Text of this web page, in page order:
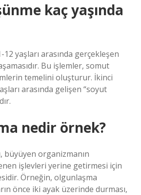
kaç yaşında
yaşları arasında gerçekleşen
Bu işlemler, somut
temelini oluşturur. İkinci
arasında gelişen “soyut
nedir örnek?
büyüyen organizmanın
işlevleri yerine getirmesi için
Örneğin, olgunlaşma
önce iki ayak üzerinde durması,